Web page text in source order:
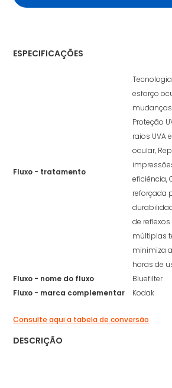
ESPECIFICAÇÕES
Fluxo - tratamento
esforço
Proteção
raios UVA
ocular,
eficiência,
reforçada
de
múltiplas
minimiza
horas de
Fluxo - nome do fluxo
Bluefilter
Fluxo - marca complementar
Kodak
Consulte aqui a tabela de conversão
DESCRIÇÃO